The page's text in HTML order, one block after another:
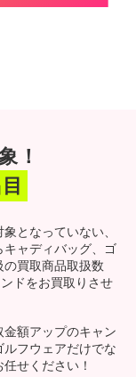
！
となっていない、
ャディバッグ、ゴ
買取商品取扱数
ドをお買取りさせ
額アップのキャン
フウェアだけでな
せください！